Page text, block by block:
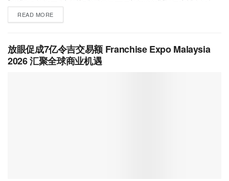
READ MORE
放眼促成7亿令吉交易额 Franchise Expo Malaysia
2026 汇聚全球商业机遇